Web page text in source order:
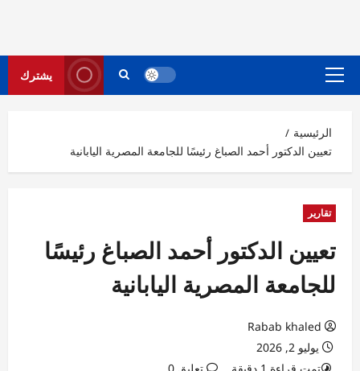
القائمة
يشترك
الرئيسية
تعيين الدكتور أحمد الصباغ رئيسًا للجامعة المصرية اليابانية
تقارير
تعيين الدكتور أحمد الصباغ رئيسًا
للجامعة المصرية اليابانية
Rabab khaled
يوليو 2, 2026
تمت قراءة 1 دقيقة
تعليق 0